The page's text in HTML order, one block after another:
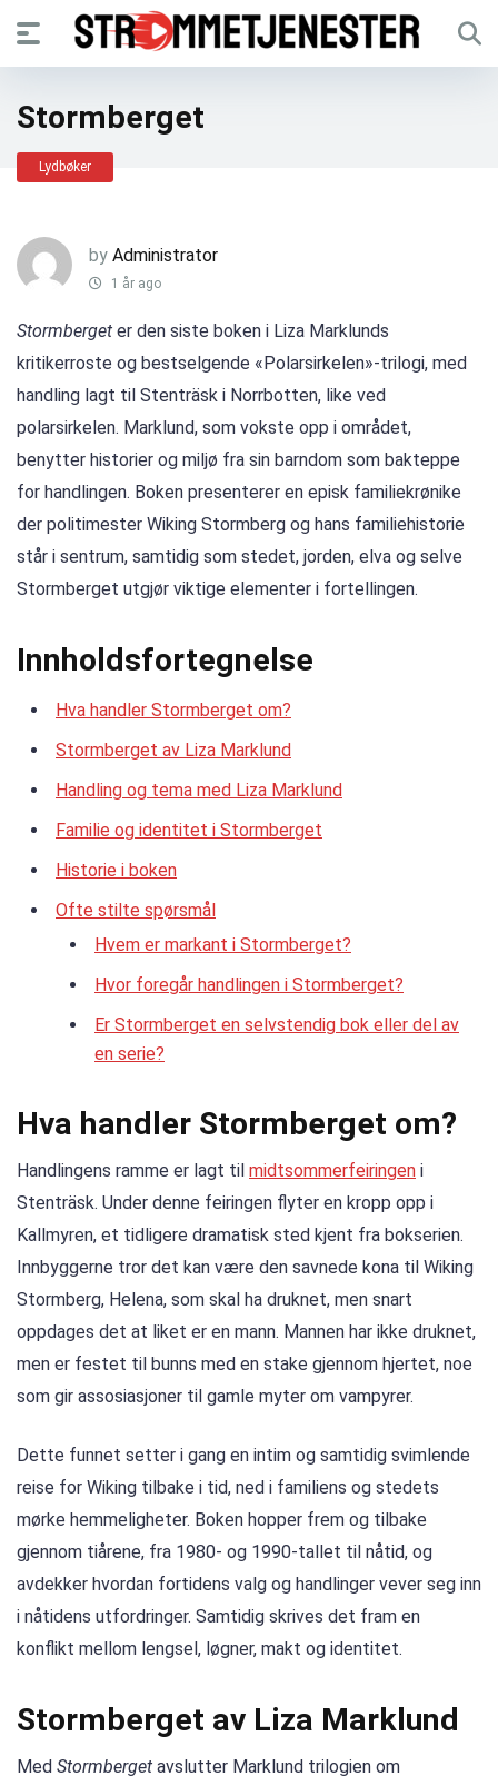
Stormberget
Lydbøker
by Administrator
1 år ago
Stormberget er den siste boken i Liza Marklunds
kritikerroste og bestselgende «Polarsirkelen»-trilogi, med
handling lagt til Stenträsk i Norrbotten, like ved
polarsirkelen. Marklund, som vokste opp i området,
benytter historier og miljø fra sin barndom som bakteppe
for handlingen. Boken presenterer en episk familiekrønike
der politimester Wiking Stormberg og hans familiehistorie
står i sentrum, samtidig som stedet, jorden, elva og selve
Stormberget utgjør viktige elementer i fortellingen.
Innholdsfortegnelse
Hva handler Stormberget om?
Stormberget av Liza Marklund
Handling og tema med Liza Marklund
Familie og identitet i Stormberget
Historie i boken
Ofte stilte spørsmål
Hvem er markant i Stormberget?
Hvor foregår handlingen i Stormberget?
Er Stormberget en selvstendig bok eller del av
en serie?
Hva handler Stormberget om?
Handlingens ramme er lagt til midtsommerfeiringen i
Stenträsk. Under denne feiringen flyter en kropp opp i
Kallmyren, et tidligere dramatisk sted kjent fra bokserien.
Innbyggerne tror det kan være den savnede kona til Wiking
Stormberg, Helena, som skal ha druknet, men snart
oppdages det at liket er en mann. Mannen har ikke druknet,
men er festet til bunns med en stake gjennom hjertet, noe
som gir assosiasjoner til gamle myter om vampyrer.
Dette funnet setter i gang en intim og samtidig svimlende
reise for Wiking tilbake i tid, ned i familiens og stedets
mørke hemmeligheter. Boken hopper frem og tilbake
gjennom tiårene, fra 1980- og 1990-tallet til nåtid, og
avdekker hvordan fortidens valg og handlinger vever seg inn
i nåtidens utfordringer. Samtidig skrives det fram en
konflikt mellom lengsel, løgner, makt og identitet.
Stormberget av Liza Marklund
Med Stormberget avslutter Marklund trilogien om